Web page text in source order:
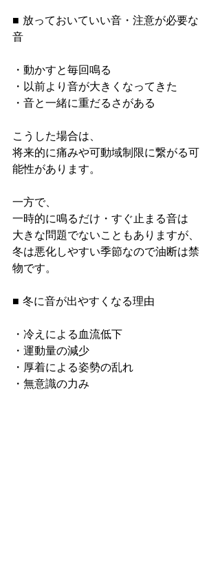
■ 放っておいていい音・注意が必要な
音
・動かすと毎回鳴る
・以前より音が大きくなってきた
・音と一緒に重だるさがある
こうした場合は、
将来的に痛みや可動域制限に繋がる可
能性があります。
一方で、
一時的に鳴るだけ・すぐ止まる音は
大きな問題でないこともありますが、
冬は悪化しやすい季節なので油断は禁
物です。
■ 冬に音が出やすくなる理由
・冷えによる血流低下
・運動量の減少
・厚着による姿勢の乱れ
・無意識の力み